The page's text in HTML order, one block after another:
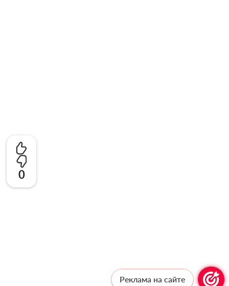
0
Реклама на сайте